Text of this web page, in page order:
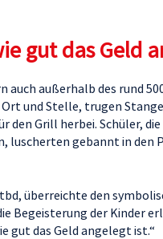
gut das Geld
auch außerhalb des rund
und Stelle, trugen
den Grill herbei. Schüler,
luscherten gebannt in den
überreichte den
Begeisterung der Kinder
gut das Geld angelegt ist.“